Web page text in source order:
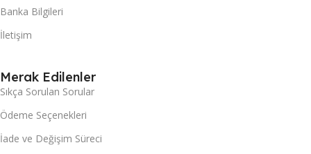
Banka Bilgileri
İletişim
Merak Edilenler
Sıkça Sorulan Sorular
Ödeme Seçenekleri
İade ve Değişim Süreci